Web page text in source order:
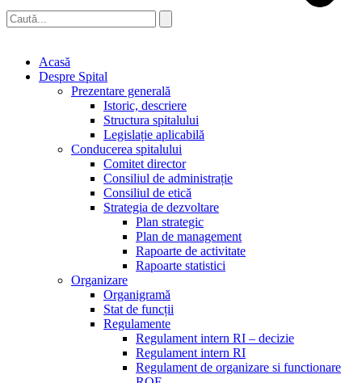
Acasă
Despre Spital
Prezentare generală
Istoric, descriere
Structura spitalului
Legislație aplicabilă
Conducerea spitalului
Comitet director
Consiliul de administrație
Consiliul de etică
Strategia de dezvoltare
Plan strategic
Plan de management
Rapoarte de activitate
Rapoarte statistici
Organizare
Organigramă
Stat de funcții
Regulamente
Regulament intern RI – decizie
Regulament intern RI
Regulament de organizare si functionare